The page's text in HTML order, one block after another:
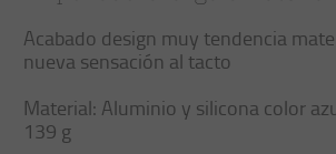
Acabado design muy tendencia
nueva sensación al tacto
Material: Aluminio y silicona color
139 g